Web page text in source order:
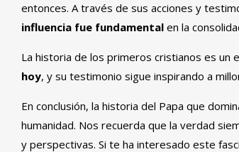
entonces. A través de sus acciones y
influencia fue fundamental en la
La historia de los primeros cristianos es un
hoy, y su testimonio sigue inspirando a
En conclusión, la historia del Papa que
humanidad. Nos recuerda que la verdad
y perspectivas. Si te ha interesado este